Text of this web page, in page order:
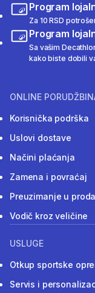
Program
Za 10 RSD
Program
Sa vašim
kako biste dobili
ONLINE
Korisnička podrška
Uslovi dostave
Načini plaćanja
Zamena i povraćaj
Preuzimanje u
Vodič kroz veličine
USLUGE
Otkup sportske
Servis i